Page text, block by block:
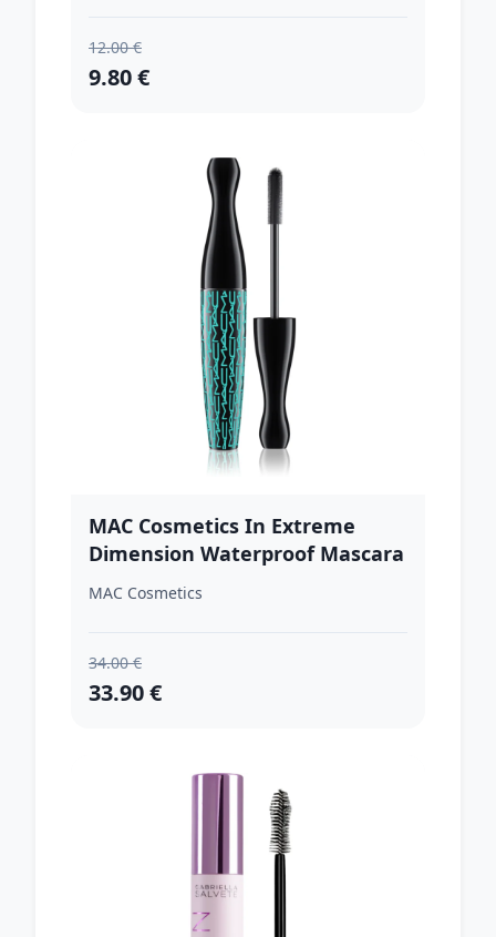
12.00 €
9.80 €
MAC Cosmetics In Extreme
Dimension Waterproof Mascara
vodeodolná riasenka pre objem
MAC Cosmetics
34.00 €
33.90 €